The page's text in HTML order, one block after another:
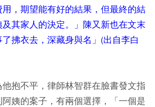
，期望能有好的結果，但最終的結
其家人的決定。」陳又新也在文末
拂衣去，深藏身與名」(出自李白
抱不平，律師林智群在臉書發文指
姨的案子，有兩個選擇，「一個是